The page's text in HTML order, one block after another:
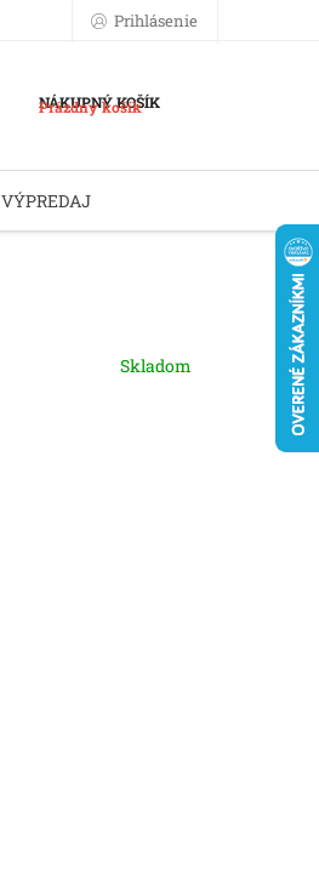
Prihlásenie
NÁKUPNÝ KOŠÍK
Prázdny košík
VÝPREDAJ
Skladom